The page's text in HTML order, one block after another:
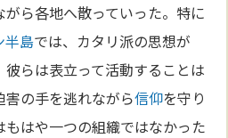
がら各地へ散っていった。特に
半島では、カタリ派の思想が
らは表立って活動することは
害の手を逃れながら信仰を守り
はや一つの組織ではなかった